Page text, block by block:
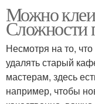
Можно
Сложности
Несмотря на то,
удалять старый
мастерам, здесь
например, чтобы